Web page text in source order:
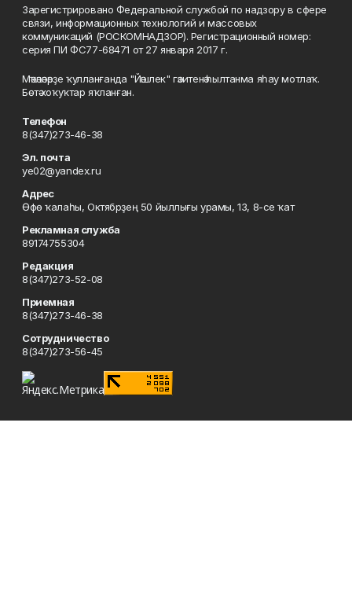
Зарегистрировано Федеральной службой по надзору в сфере
связи, информационных технологий и массовых
коммуникаций (РОСКОМНАДЗОР). Регистрационный номер:
серия ПИ ФС77-68471 от 27 января 2017 г.
Мәҡәләләрҙе ҡулланғанда "Йәшлек" гәзитенә һылтанма яһау мотлаҡ.
Бөтә хоҡуҡтар яҡланған.
Телефон
8(347)273-46-38
Эл. почта
ye02@yandex.ru
Адрес
Өфө ҡалаһы, Октябрҙең 50 йыллығы урамы, 13, 8-се ҡат
Рекламная служба
89174755304
Редакция
8(347)273-52-08
Приемная
8(347)273-46-38
Сотрудничество
8(347)273-56-45